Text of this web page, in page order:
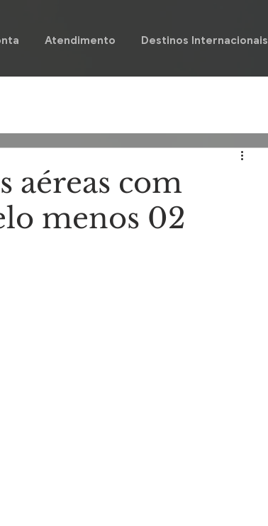
Atendimento Destinos Internacionais
aéreas com
menos 02